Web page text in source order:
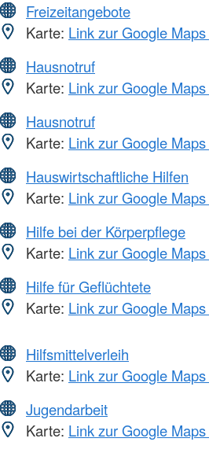
Freizeitangebote
Karte: Link zur Google
Hausnotruf
Karte: Link zur Google
Hausnotruf
Karte: Link zur Google
Hauswirtschaftliche Hilfen
Karte: Link zur Google
Hilfe bei der Körperpflege
Karte: Link zur Google
Hilfe für Geflüchtete
Karte: Link zur Google
Hilfsmittelverleih
Karte: Link zur Google
Jugendarbeit
Karte: Link zur Google